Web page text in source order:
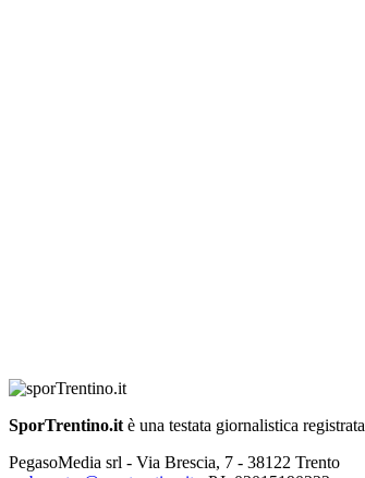
SporTrentino.it è una testata giornalistica
PegasoMedia srl - Via Brescia, 7 - 38122 Trento